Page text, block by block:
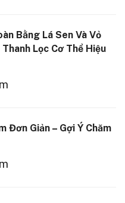
Bằng Lá Sen Và Vỏ
Lọc Cơ Thể Hiệu
Đơn Giản – Gợi Ý Chăm